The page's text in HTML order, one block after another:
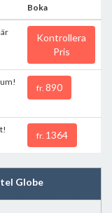
Boka
Kontrollera
Pris
fr. 890
fr. 1364
Globe